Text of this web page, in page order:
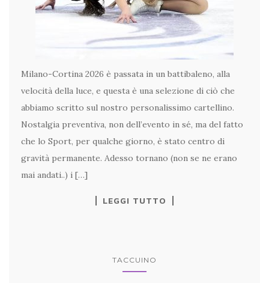
Milano-Cortina 2026 è passata in un battibaleno, alla
velocità della luce, e questa è una selezione di ciò che
abbiamo scritto sul nostro personalissimo cartellino.
Nostalgia preventiva, non dell’evento in sé, ma del fatto
che lo Sport, per qualche giorno, è stato centro di
gravità permanente. Adesso tornano (non se ne erano
mai andati..) i […]
LEGGI TUTTO
TACCUINO